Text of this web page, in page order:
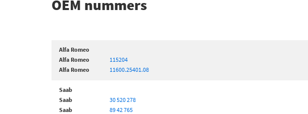
OEM nummers
Alfa Romeo
Alfa Romeo
115204
Alfa Romeo
11600.25401.08
Saab
Saab
30 520 278
Saab
89 42 765